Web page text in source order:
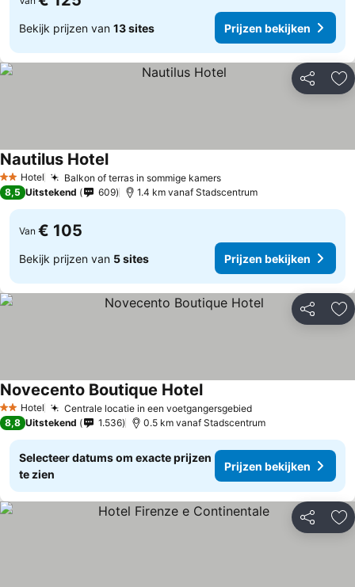
Bekijk prijzen van 13 sites Prijzen bekijken
Delen
2 Sterren
Hotel Balkon of terras in sommige kamers
Nautilus Hotel
8,5 Uitstekend 609 1.4 km vanaf Stadscentrum
Van € 105
Bekijk prijzen van 5 sites Prijzen bekijken
Delen
2 Sterren
Hotel Centrale locatie in een voetgangersgebied
Novecento Boutique Hotel
8,8 Uitstekend 1.536 0.5 km vanaf Stadscentrum
Selecteer datums om exacte prijzen
te zien
Prijzen bekijken
Delen